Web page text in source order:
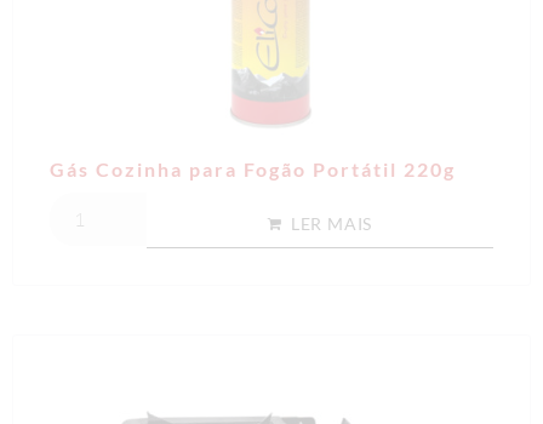
Gás Cozinha para Fogão Portátil 220g
LER MAIS